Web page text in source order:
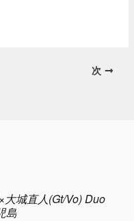
次
大城直人(Gt/Vo) Duo
島